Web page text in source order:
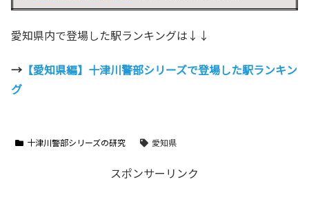
愛知県内で登場した駅ランキングは↓↓
→ 【愛知県編】十津川警部シリーズで登場した駅ランキン
グ
十津川警部シリーズの研究 愛知県
スポンサーリンク